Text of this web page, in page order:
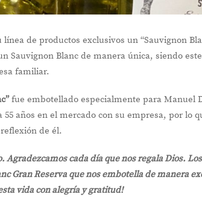
línea de productos exclusivos un “Sauvignon
Sauvignon Blanc de manera única, siendo
familiar.
fue embotellado especialmente para Manuel
55 años en el mercado con su empresa, por lo
de él.
Agradezcamos cada día que nos regala Dios.
Gran Reserva que nos embotella de manera
vida con alegría y gratitud!